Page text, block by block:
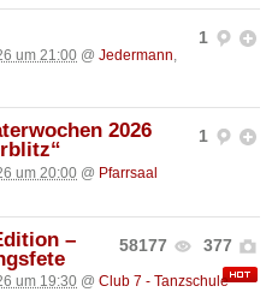
1
um 21:00 @ Jedermann
1
2026
um 20:00 @ Pfarrsaal
58177 377
–
um 19:30 @ Club 7 - Tanzschule